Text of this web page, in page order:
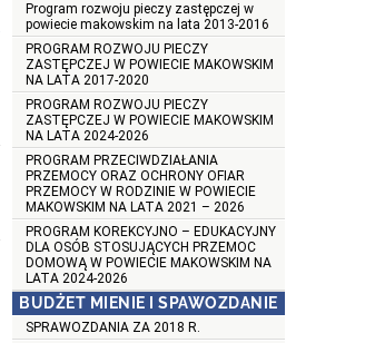
Program rozwoju pieczy zastępczej w
powiecie makowskim na lata 2013-2016
PROGRAM ROZWOJU PIECZY
ZASTĘPCZEJ W POWIECIE MAKOWSKIM
NA LATA 2017-2020
PROGRAM ROZWOJU PIECZY
ZASTĘPCZEJ W POWIECIE MAKOWSKIM
NA LATA 2024-2026
PROGRAM PRZECIWDZIAŁANIA
PRZEMOCY ORAZ OCHRONY OFIAR
PRZEMOCY W RODZINIE W POWIECIE
MAKOWSKIM NA LATA 2021 – 2026
PROGRAM KOREKCYJNO – EDUKACYJNY
DLA OSÓB STOSUJĄCYCH PRZEMOC
DOMOWĄ W POWIECIE MAKOWSKIM NA
LATA 2024-2026
BUDŻET MIENIE I SPAWOZDANIE
SPRAWOZDANIA ZA 2018 R.